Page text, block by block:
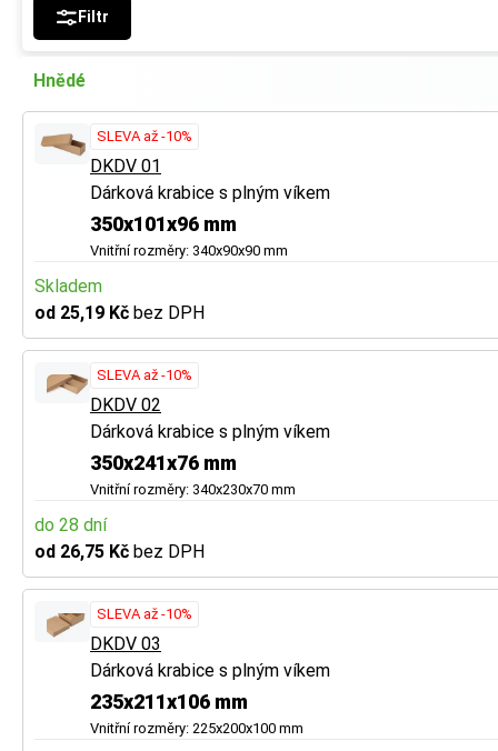
Filtr
Hnědé
SLEVA až -10%
DKDV 01
Dárková krabice s plným víkem
350x101x96 mm
Vnitřní rozměry: 340x90x90 mm
Skladem
od 25,19 Kč bez DPH
SLEVA až -10%
DKDV 02
Dárková krabice s plným víkem
350x241x76 mm
Vnitřní rozměry: 340x230x70 mm
do 28 dní
od 26,75 Kč bez DPH
SLEVA až -10%
DKDV 03
Dárková krabice s plným víkem
235x211x106 mm
Vnitřní rozměry: 225x200x100 mm